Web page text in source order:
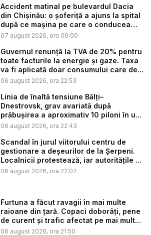
Accident matinal pe bulevardul Dacia
din Chișinău: o șoferiță a ajuns la spital
după ce mașina pe care o conducea
s-...
07 august 2026, ora 09:00
Guvernul renunță la TVA de 20% pentru
toate facturile la energie și gaze. Taxa
va fi aplicată doar consumului care de...
06 august 2026, ora 22:53
Linia de înaltă tensiune Bălți–
Dnestrovsk, grav avariată după
prăbușirea a aproximativ 10 piloni în u...
06 august 2026, ora 22:43
Scandal în jurul viitorului centru de
gestionare a deșeurilor de la Șerpeni.
Localnicii protestează, iar autoritățile ...
06 august 2026, ora 22:02
Furtuna a făcut ravagii în mai multe
raioane din țară. Copaci doborâți, pene
de curent și trafic afectat pe mai mult...
06 august 2026, ora 21:50